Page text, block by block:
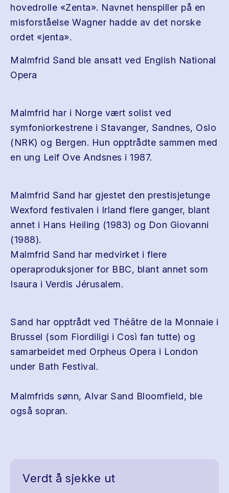
hovedrolle «Zenta». Navnet henspiller på en
misforståelse Wagner hadde av det norske
ordet «jenta».
Malmfrid Sand ble ansatt ved English National
Opera
Malmfrid har i Norge vært solist ved
symfoniorkestrene i Stavanger, Sandnes, Oslo
(NRK) og Bergen. Hun opptrådte sammen med
en ung Leif Ove Andsnes i 1987.
Malmfrid Sand har gjestet den prestisjetunge
Wexford festivalen i Irland flere ganger, blant
annet i Hans Heiling (1983) og Don Giovanni
(1988).
Malmfrid Sand har medvirket i flere
operaproduksjoner for BBC, blant annet som
Isaura i Verdis Jérusalem.
Sand har opptrådt ved Théâtre de la Monnaie i
Brussel (som Fiordiligi i Così fan tutte) og
samarbeidet med Orpheus Opera i London
under Bath Festival.
Malmfrids sønn, Alvar Sand Bloomfield, ble
også sopran.
Verdt å sjekke ut